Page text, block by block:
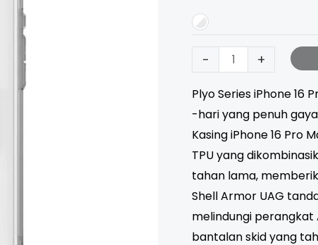
-
Max
quantity
+
Plyo Series iPhone 16
-hari yang penuh
Kasing iPhone 16 Pro
TPU yang
tahan lama,
Shell Armor UAG
melindungi
bantalan skid yang